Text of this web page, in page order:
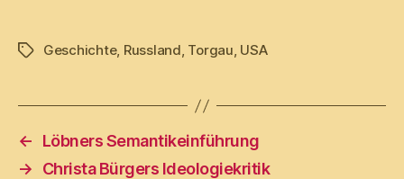
TagsGeschichte, Russland, Torgau, USA
←
Löbners Semantikeinführung
→
Christa Bürgers Ideologiekritik